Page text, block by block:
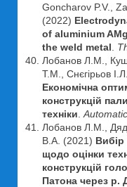
Goncharov P.V.,
(2022)
of aluminium
the weld metal
Лобанов Л.М.,
Т.М., Снєгірьов
Економічна
конструкцій
техніки
Лобанов Л.М.,
В.А. (2021)
щодо оцінки
конструкцій
Патона через р.